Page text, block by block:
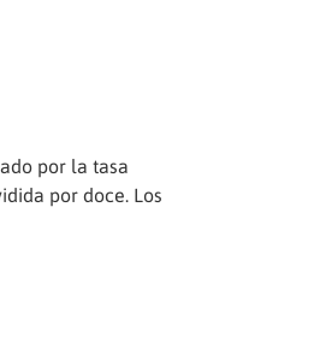
por la tasa
por doce. Los